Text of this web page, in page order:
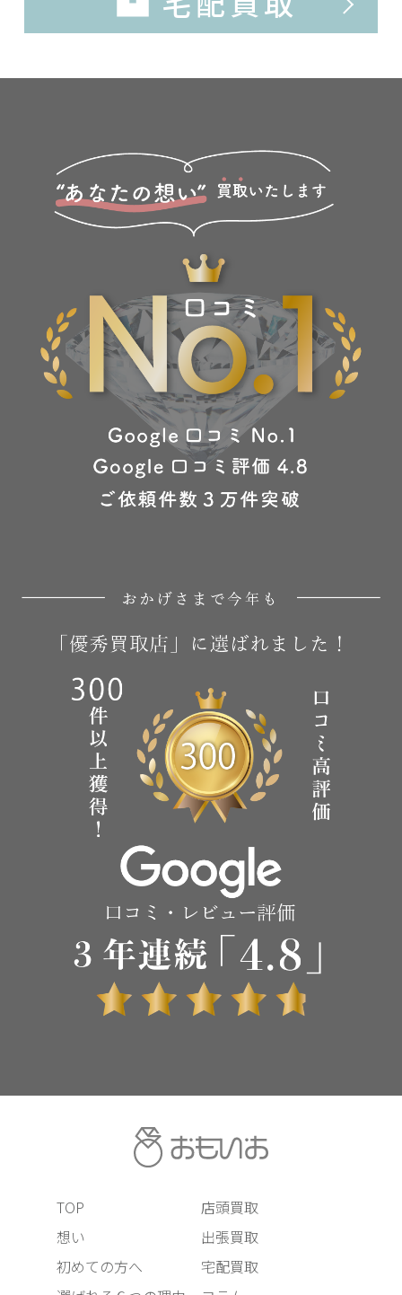
TOP
想い
初めての方へ
店頭買取
出張買取
宅配買取